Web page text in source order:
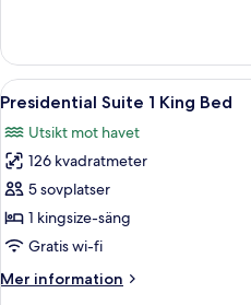
Suite
King
Öppna
alla
foton
för
Presidential
Suite
1
Bed
4
Presidential Suite 1 King Bed
Utsikt mot havet
126 kvadratmeter
5 sovplatser
1 kingsize-säng
Gratis wi-fi
Mer information
Mer